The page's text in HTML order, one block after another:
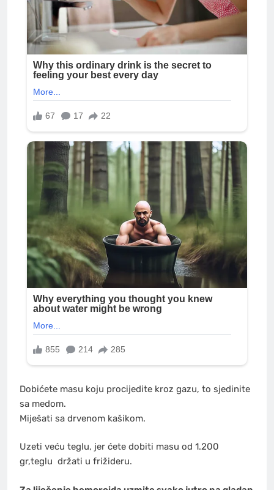
Dobićete masu koju procijedite kroz gazu, to sjedinite
sa medom.
Miješati sa drvenom kašikom.
Uzeti veću teglu, jer ćete dobiti masu od 1.200
gr,teglu držati u frižideru.